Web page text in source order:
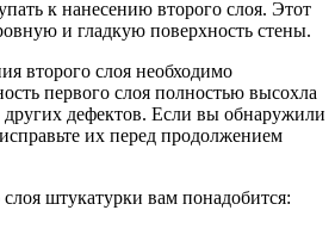
к нанесению второго слоя. Этот
и гладкую поверхность стены.
второго слоя необходимо
первого слоя полностью высохла
дефектов. Если вы обнаружили
их перед продолжением
штукатурки вам понадобится: